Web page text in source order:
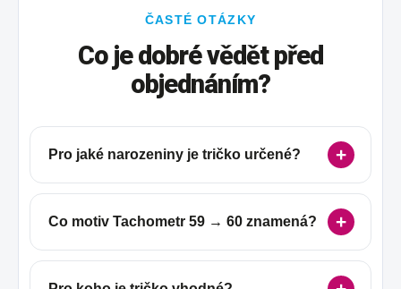
ČASTÉ OTÁZKY
Co je dobré vědět před
objednáním?
Pro jaké narozeniny je tričko určené?
Co motiv Tachometr 59 → 60 znamená?